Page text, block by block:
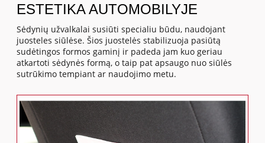
ESTETIKA AUTOMOBILYJE
Sėdynių užvalkalai susiūti specialiu būdu, naudojant
juosteles siūlėse. Šios juostelės stabilizuoja pasiūtą
sudėtingos formos gaminį ir padeda jam kuo geriau
atkartoti sėdynės formą, o taip pat apsaugo nuo siūlės
sutrūkimo tempiant ar naudojimo metu.